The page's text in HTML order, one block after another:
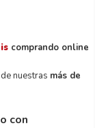
comprando online
nuestras más de
con